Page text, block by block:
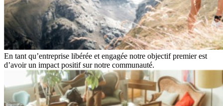
En tant qu’entreprise libérée et engagée notre objectif premier est
d’avoir un impact positif sur notre communauté.